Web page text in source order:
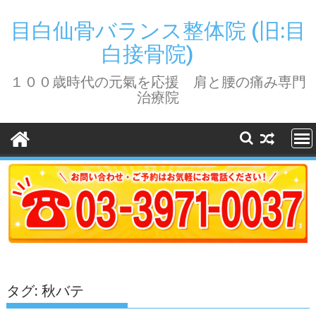
content
目白仙骨バランス整体院 (旧:目
白接骨院)
１００歳時代の元氣を応援 肩と腰の痛み専門
治療院
タグ:秋バテ